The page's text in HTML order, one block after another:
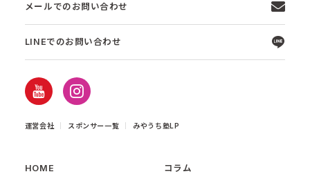
メールでのお問い合わせ
LINEでのお問い合わせ
運営会社 スポンサー一覧 みやうち塾LP
HOME コラム